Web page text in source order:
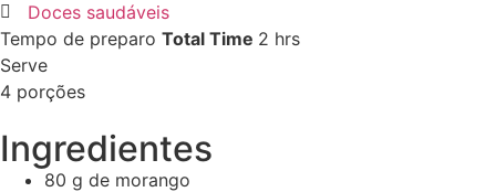
Doces saudáveis
Tempo de preparo Total Time 2 hrs
Serve
4 porções
Ingredientes
80 g de morango